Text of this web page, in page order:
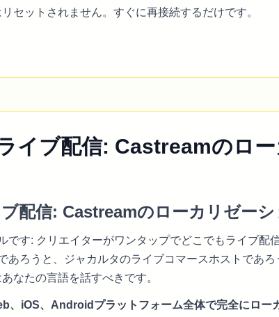
セットされません。すぐに再接続するだけです。
イブ配信: Castreamのロ
配信: Castreamのローカリゼーシ
です: クリエイターがワンタップでどこでもライブ配
あろうと、ジャカルタのライブコマースホストであ
なたの言語を話すべきです。
、iOS、Androidプラットフォーム全体で完全にロー